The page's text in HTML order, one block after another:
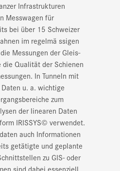
Infrastrukturen
Messwagen für
bei über 15 Schweizer
im regelmä ssigen
Messungen der Gleis-
Qualität der Schienen
In Tunneln mit
u. a. wichtige
zum
der linearen Daten
IRISSYS© verwendet.
auch Informationen
getätigte und geplante
zu GIS- oder
sind dabei essenziell.